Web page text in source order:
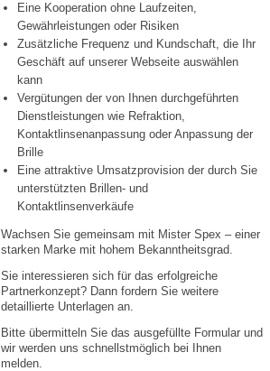
Eine Kooperation ohne Laufzeiten,
Gewährleistungen oder Risiken
Zusätzliche Frequenz und Kundschaft, die Ihr
Geschäft auf unserer Webseite auswählen
kann
Vergütungen der von Ihnen durchgeführten
Dienstleistungen wie Refraktion,
Kontaktlinsenanpassung oder Anpassung der
Brille
Eine attraktive Umsatzprovision der durch Sie
unterstützten Brillen- und
Kontaktlinsenverkäufe
Wachsen Sie gemeinsam mit Mister Spex – einer
starken Marke mit hohem Bekanntheitsgrad.
Sie interessieren sich für das erfolgreiche
Partnerkonzept? Dann fordern Sie weitere
detaillierte Unterlagen an.
Bitte übermitteln Sie das ausgefüllte Formular und
wir werden uns schnellstmöglich bei Ihnen
melden.